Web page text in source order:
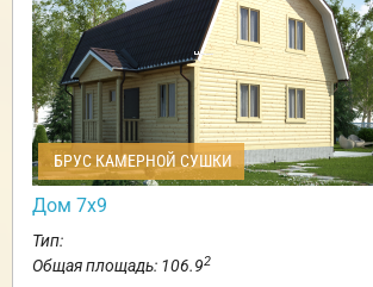
БРУС КАМЕРНОЙ СУШКИ
Дом 7х9
Тип:
Общая площадь: 106.92